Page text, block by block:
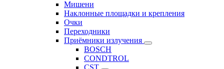
Мишени
Наклонные площадки и крепления
Очки
Переходники
Приёмники излучения
BOSCH
CONDTROL
CST